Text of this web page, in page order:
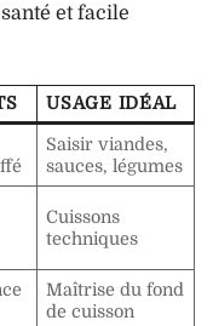
et facile
USAGE IDÉAL
Saisir viandes,
sauces, légumes
Cuissons
techniques
Maîtrise du fond
de cuisson